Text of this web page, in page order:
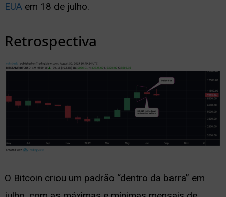
EUAem 18 de julho.
Retrospectiva
O Bitcoin criou um padrão “dentro da barra” em